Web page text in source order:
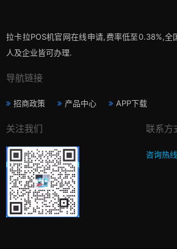
拉卡拉POS机官网在线申请,费率低至0.38%,全
人及企业皆可办理.
导航链接
招商政策 产品中心 APP下载
关注我们 联系方
咨询热